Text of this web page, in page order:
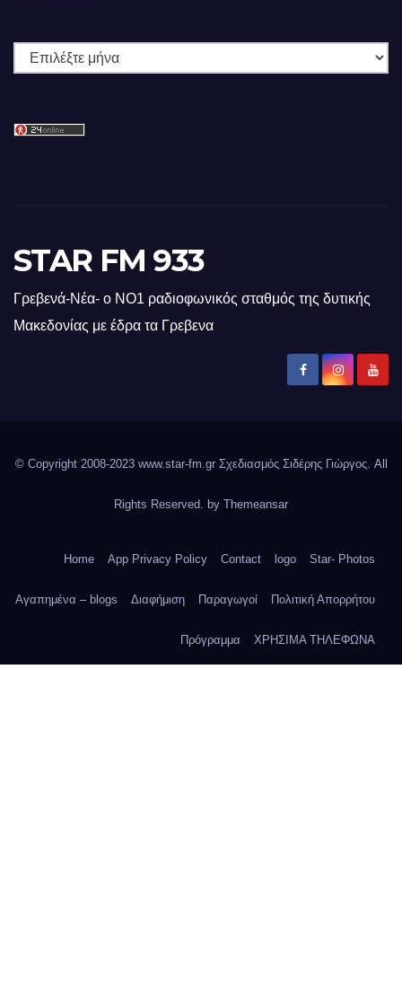
Ιστορικό
STAR FM 933
Γρεβενά-Νέα- ο ΝΟ1 ραδιοφωνικός σταθμός της δυτικής
Μακεδονίας με έδρα τα Γρεβενα
© Copyright 2008-2023 www.star-fm.gr Σχεδιασμός Σιδέρης Γιώργος. All
Rights Reserved. by Themeansar
Home App Privacy Policy Contact logo Star- Photos
Αγαπημένα – blogs Διαφήμιση Παραγωγοί Πολιτική Απορρήτου
Πρόγραμμα ΧΡΗΣΙΜΑ ΤΗΛΕΦΩΝΑ